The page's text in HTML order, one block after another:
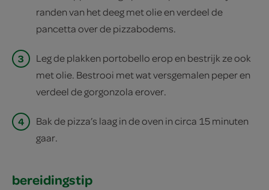
randen van het deeg met olie en verdeel de
pancetta over de pizzabodems.
3
Leg de plakken portobello erop en bestrijk ze ook
met olie. Bestrooi met wat versgemalen peper en
verdeel de gorgonzola erover.
4
Bak de pizza’s laag in de oven in circa 15 minuten
gaar.
bereidingstip